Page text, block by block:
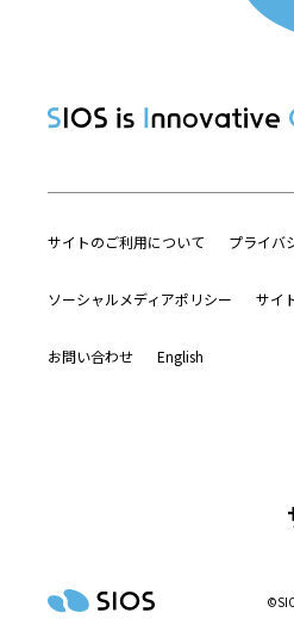
サイトのご利用について プライバ
ソーシャルメディアポリシー サイ
お問い合わせ English